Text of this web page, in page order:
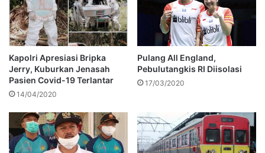
Kapolri Apresiasi Bripka
Jerry, Kuburkan Jenasah
Pasien Covid-19 Terlantar
14/04/2020
Pulang All England,
Pebulutangkis RI Diisolasi
17/03/2020